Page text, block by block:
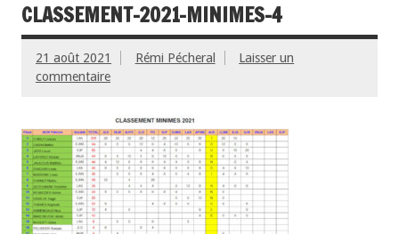
CLASSEMENT-2021-MINIMES-4
21 août 2021 Rémi Pécheral
Laisser un
commentaire